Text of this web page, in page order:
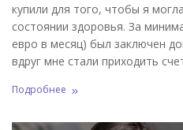
купили для того, чтобы я
состоянии здоровья. За
евро в месяц) был заключен
вдруг мне стали приходить
Подробнее